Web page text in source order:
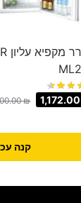
₪ 1,172.00
קנה